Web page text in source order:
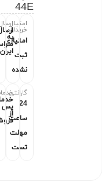
44E
امتیاز
خریداران
امتیازی
ثبت
نشده
به
ایران
گارانتی
24
ساعت
مهلت
تست
پس
از